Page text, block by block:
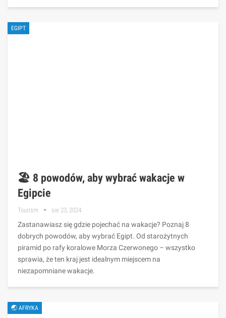
EGIPT
🏖️ 8 powodów, aby wybrać wakacje w
Egipcie
Tourism sie 23, 2024
Zastanawiasz się gdzie pojechać na wakacje? Poznaj 8
dobrych powodów, aby wybrać Egipt. Od starożytnych
piramid po rafy koralowe Morza Czerwonego – wszystko
sprawia, że ​​ten kraj jest idealnym miejscem na
niezapomniane wakacje.
🌏 AFRYKA